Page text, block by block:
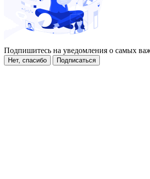
Подпишитесь на уведомления о самых
Нет, спасибо Подписаться